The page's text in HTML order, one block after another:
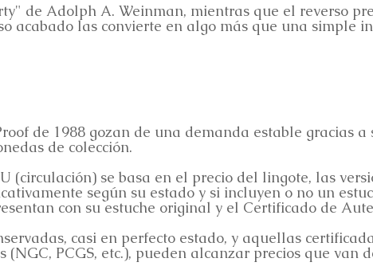
de Adolph A. Weinman, mientras que el reverso
acabado las convierte en algo más que una simple
de 1988 gozan de una demanda estable gracias a
de colección.
(circulación) se basa en el precio del lingote, las
según su estado y si incluyen o no un
con su estuche original y el Certificado de
casi en perfecto estado, y aquellas
PCGS, etc.), pueden alcanzar precios que van